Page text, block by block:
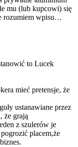
mu (lub kupcowi) się
rozumiem wpisu…
to Lucek
mieć pretensje, że
ustanawiane przez
że grają
z szulerów je
placem,że